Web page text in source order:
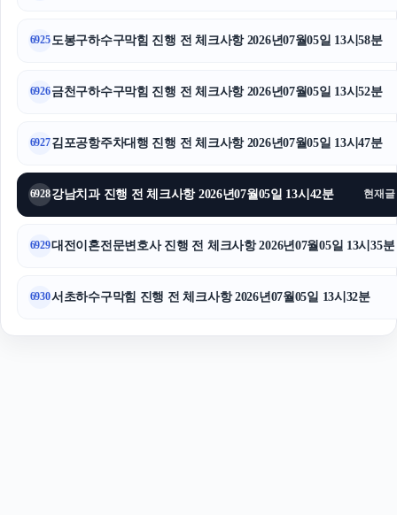
6925 도봉구하수구막힘 진행 전 체크사항 2026년07월05일 13시58분
6926금천구하수구막힘 진행 전 체크사항 2026년07월05일 13시52분
6927김포공항주차대행 진행 전 체크사항 2026년07월05일 13시47분
6928강남치과 진행 전 체크사항 2026년07월05일 13시42분 현재글
6929대전이혼전문변호사 진행 전 체크사항 2026년07월05일 13시35분
6930서초하수구막힘 진행 전 체크사항 2026년07월05일 13시32분